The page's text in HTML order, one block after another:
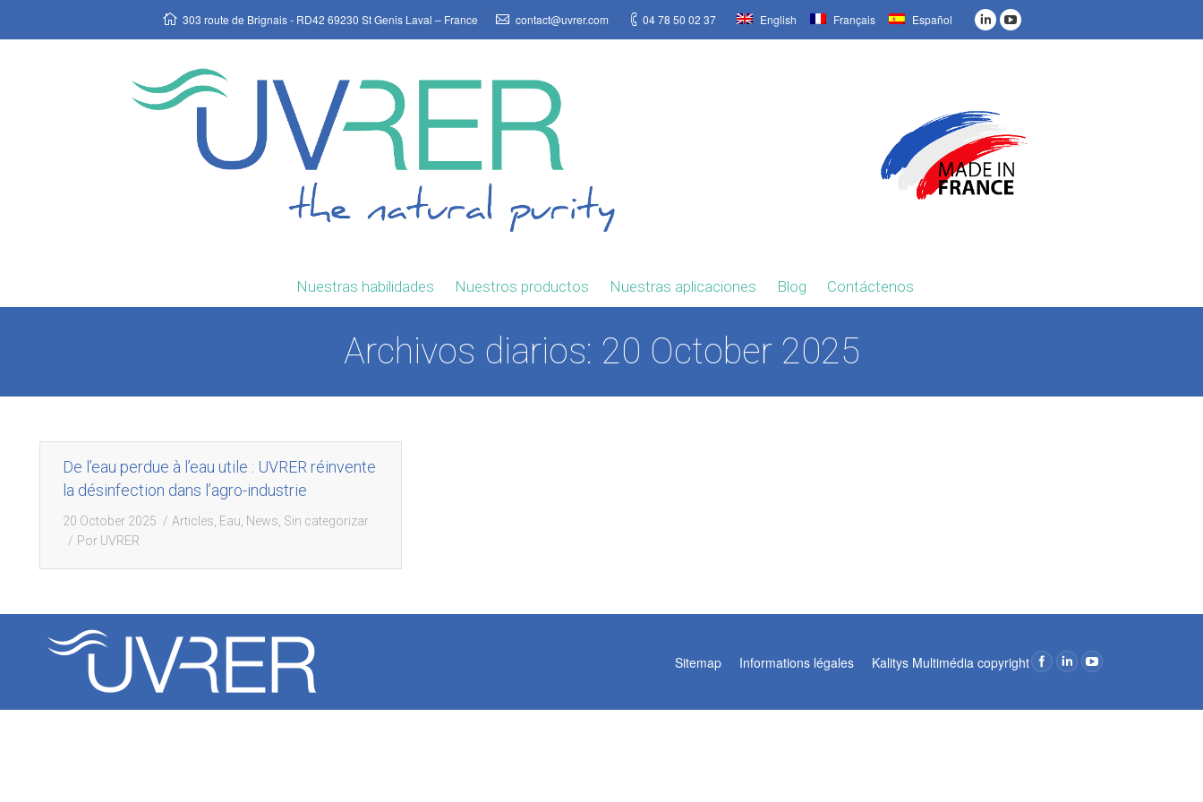
303 route de Brignais - RD42 69230 St Genis Laval – France contact@uvrer.com 04 78 50 02 37 English Français Español
Nuestras habilidades Nuestros productos Nuestras aplicaciones Blog Contáctenos
Archivos diarios: 20 October 2025
De l’eau perdue à l’eau utile : UVRER réinvente
la désinfection dans l’agro-industrie
20 October 2025 Articles Eau News Sin categorizar
Por UVRER
Sitemap Informations légales Kalitys Multimédia copyright